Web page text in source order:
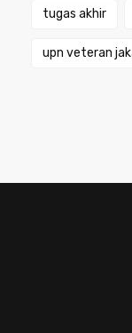
tugas akhir
upn veteran